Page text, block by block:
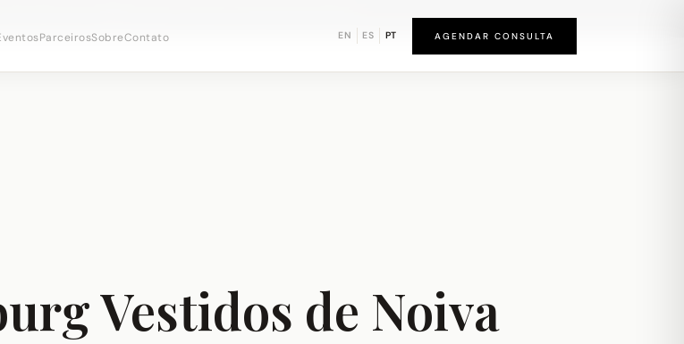
ParceirosSobreContato EN ES PT AGENDAR CONSULTA
Vestidos de Noiva